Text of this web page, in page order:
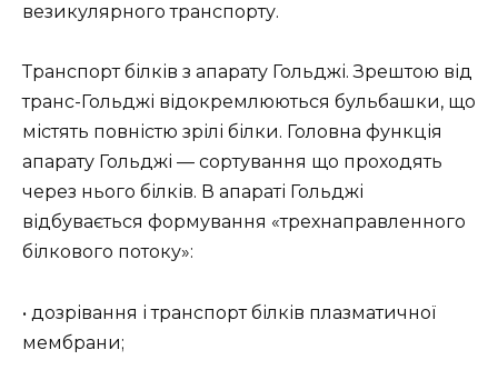
везикулярного транспорту.
Транспорт білків з апарату Гольджі. Зрештою від
транс-Гольджі відокремлюються бульбашки, що
містять повністю зрілі білки. Головна функція
апарату Гольджі — сортування що проходять
через нього білків. В апараті Гольджі
відбувається формування «трехнаправленного
білкового потоку»:
• дозрівання і транспорт білків плазматичної
мембрани;